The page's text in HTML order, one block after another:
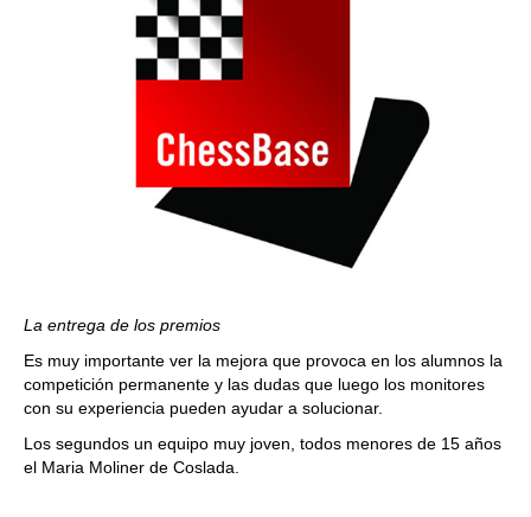
La entrega de los premios
Es muy importante ver la mejora que provoca en los alumnos la
competición permanente y las dudas que luego los monitores
con su experiencia pueden ayudar a solucionar.
Los segundos un equipo muy joven, todos menores de 15 años
el Maria Moliner de Coslada.